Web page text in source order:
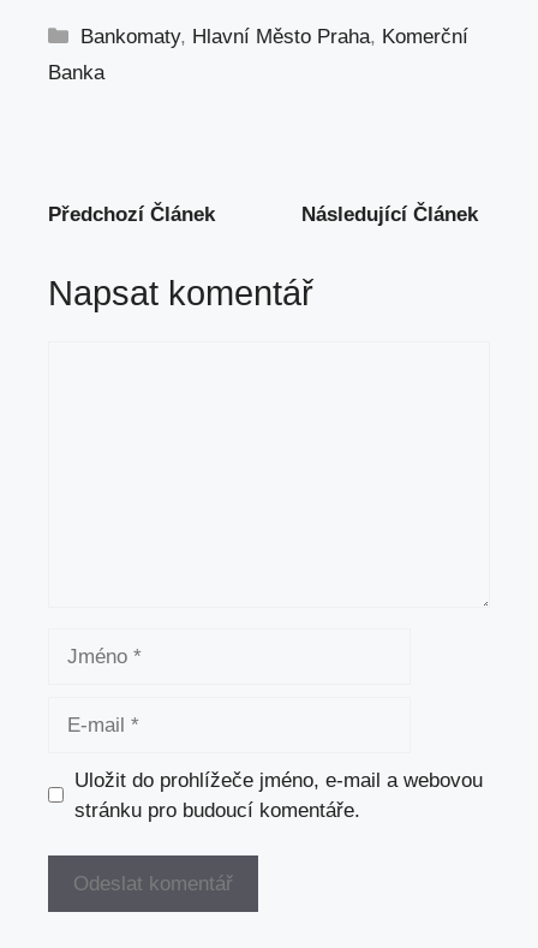
Rubriky
Bankomaty, Hlavní Město Praha, Komerční
Banka
Předchozí Článek Následující Článek
Napsat komentář
Uložit do prohlížeče jméno, e-mail a webovou
stránku pro budoucí komentáře.